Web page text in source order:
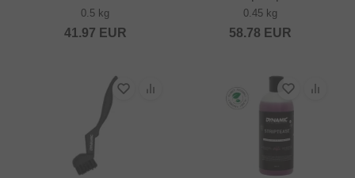
0.5 kg
41.97 EUR
0.45 kg
58.78 EUR